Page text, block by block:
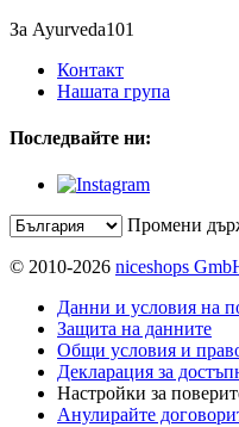
За Ayurveda101
Контакт
Нашата група
Последвайте ни:
Промени
© 2010-2026 niceshops
Данни и условия на
Защита на данните
Общи условия и
Декларация за
Настройки за
Анулирайте